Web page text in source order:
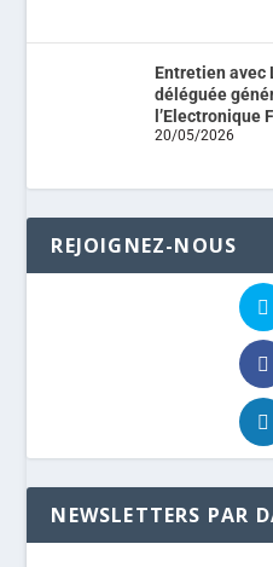
Entretien avec
déléguée
l’Electronique
20/05/2026
REJOIGNEZ-NOUS
NEWSLETTERS PAR